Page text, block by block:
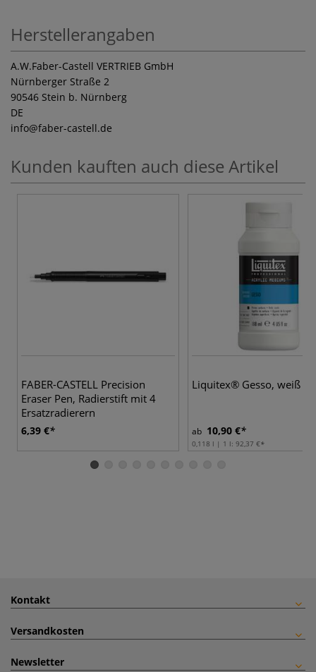
Herstellerangaben
A.W.Faber-Castell VERTRIEB GmbH
Nürnberger Straße 2
90546 Stein b. Nürnberg
DE
info@faber-castell.de
Kunden kauften auch diese Artikel
FABER-CASTELL Precision
Eraser Pen, Radierstift mit 4
Ersatzradierern
6,39 €
Liquitex® Gesso, weiß
ab 10,90 €
0,118 l | 1 l: 92,37 €
Kontakt
Versandkosten
Newsletter